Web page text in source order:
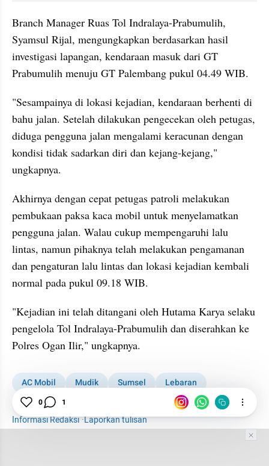
Branch Manager Ruas Tol Indralaya-Prabumulih,
Syamsul Rijal, mengungkapkan berdasarkan hasil
investigasi lapangan, kendaraan masuk dari GT
Prabumulih menuju GT Palembang pukul 04.49 WIB.
"Sesampainya di lokasi kejadian, kendaraan berhenti di
bahu jalan. Setelah dilakukan pengecekan oleh petugas,
diduga pengguna jalan mengalami keracunan dengan
kondisi tidak sadarkan diri dan kejang-kejang,"
ungkapnya.
Akhirnya dengan cepat petugas patroli melakukan
pembukaan paksa kaca mobil untuk menyelamatkan
pengguna jalan. Walau cukup mempengaruhi lalu
lintas, namun pihaknya telah melakukan pengamanan
dan pengaturan lalu lintas dan lokasi kejadian kembali
normal pada pukul 09.18 WIB.
"Kejadian ini telah ditangani oleh Hutama Karya selaku
pengelola Tol Indralaya-Prabumulih dan diserahkan ke
Polres Ogan Ilir," ungkapnya.
AC Mobil Mudik Sumsel
Lebaran
Kabar Daerah
Informasi Redaksi·Laporkan tulisan
0 1